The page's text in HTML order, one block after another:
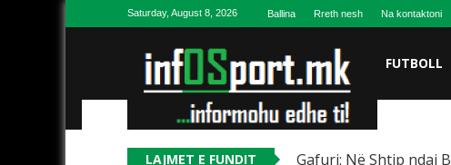
Skip to contentSaturday, August 8, 2026 Ballina Rreth nesh Na kontaktoni
FUTBOLL
LAJMET E FUNDIT Gafuri: Në Shtip ndaj